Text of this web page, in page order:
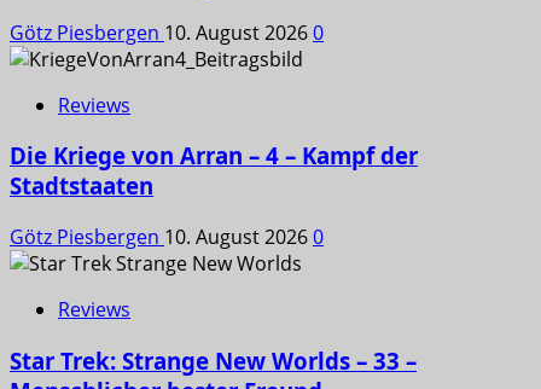
Götz Piesbergen 10. August 20260
Reviews
Die Kriege von Arran – 4 – Kampf der
Stadtstaaten
Götz Piesbergen 10. August 20260
Reviews
Star Trek: Strange New Worlds – 33 –